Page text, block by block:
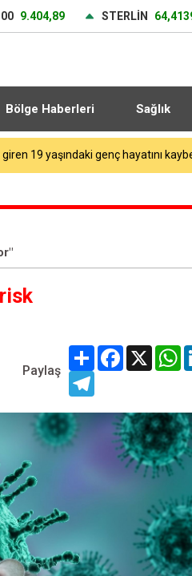
9.404,89 STERLİN
Bölge Haberleri Sağlık
Yaz Hakem Semineri’ne katıldı
Paylaş
ShareFacebook
X
Telegram